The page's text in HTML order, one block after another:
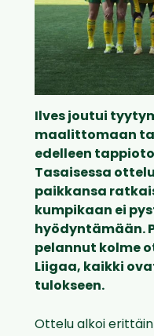
Ilves joutui
maalittomaan
edelleen
Tasaisessa
paikkansa
kumpikaan ei
hyödyntämään.
pelannut kolme
Liigaa, kaikki
tulokseen.
Ottelu alkoi erittäin